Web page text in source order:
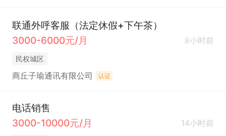
联通外呼客服（法定休假+下午茶）
3000-6000元/月
8小时前
民权城区
商丘子瑜通讯有限公司 认证
电话销售
3000-10000元/月
14小时前